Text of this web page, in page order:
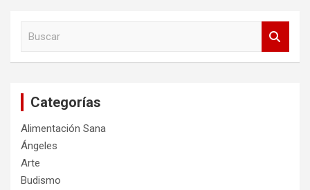
Categorías
Alimentación Sana
Ángeles
Arte
Budismo